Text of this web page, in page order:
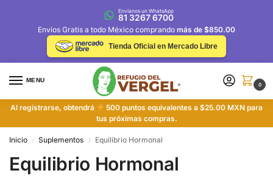
Envíanos un WhatsApp
81 3267 6700
Envíos Gratis a todo México comprando más de $850.00
Tienda Oficial en Mercado Libre
MENU
0
Al registrarse, obtendrá
500 puntos equivalentes a $25.00 MXN para
tus próximas compras.
Inicio / Suplementos / Equilibrio Hormonal
Equilibrio Hormonal